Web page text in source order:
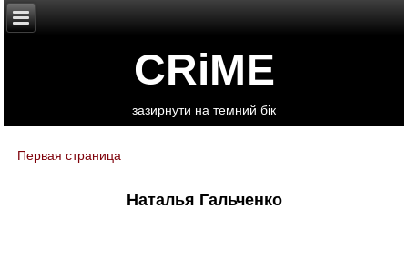
CRiME
зазирнути на темний бік
You are here
Первая страница
Наталья Гальченко